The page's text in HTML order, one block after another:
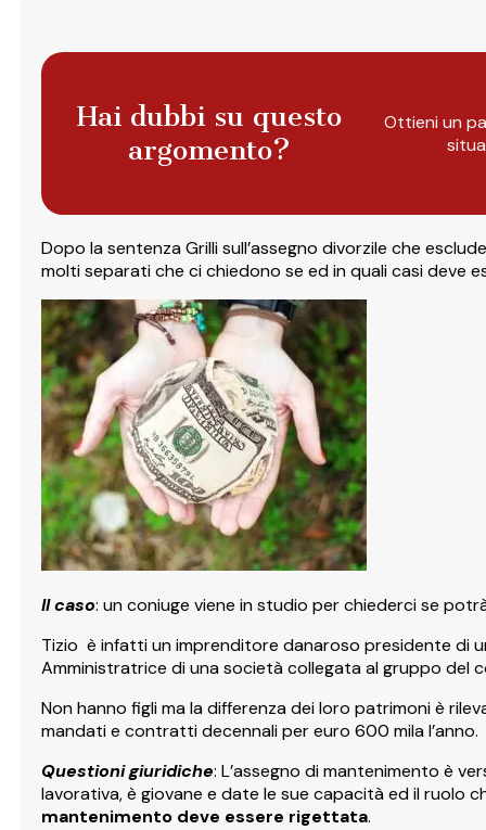
Hai dubbi su questo
argomento?
Ottieni un
Dopo la sentenza Grilli sull’assegno divorzile che
molti separati che ci chiedono se ed in quali casi deve
Il caso: un coniuge viene in studio per chiederci se
Tizio è infatti un imprenditore danaroso presidente di
Amministratrice di una società collegata al gruppo del
Non hanno figli ma la differenza dei loro patrimoni è
mandati e contratti decennali per euro 600 mila l’anno.
Questioni giuridiche: L’assegno di mantenimento è
lavorativa, è giovane e date le sue capacità ed il ruolo
mantenimento deve essere rigettata.